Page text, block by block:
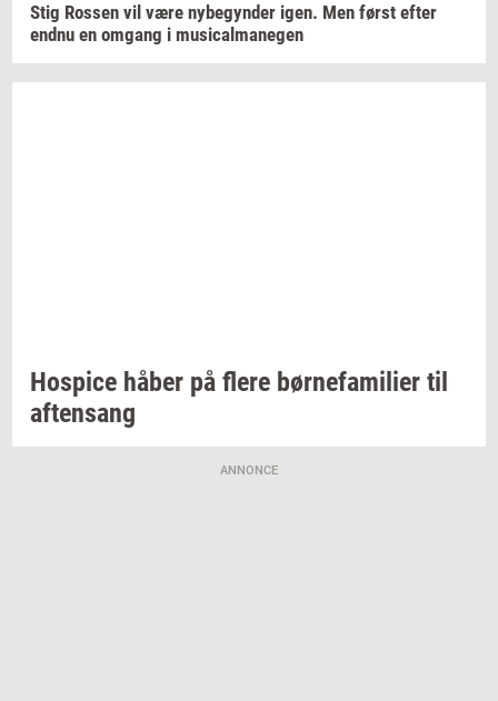
Stig Ros­sen vil være ny­be­gyn­der igen. Men først efter
endnu en om­gang i mu­si­cal­ma­ne­gen
Ho­spi­ce håber på flere bør­ne­fa­mi­li­er til
af­tensang
ANNONCE